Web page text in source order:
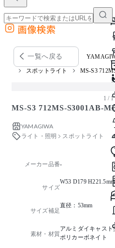
外部サイトの商品をカートに追加
他のサイトで見つけた商品ページのURLを貼り付け
画像検索
一覧へ戻る
スポットライト MS-S3
1 / 1
MS-S3 712MS-S3001AB-
YAMAGIWA
ライト・照明
スポットライト
メーカー品番-
サイズ
W53 D179 H221.5mm
サイズ補足
直径：53mm
素材・材質
アルミダイキャスト
ポリカーボネイト